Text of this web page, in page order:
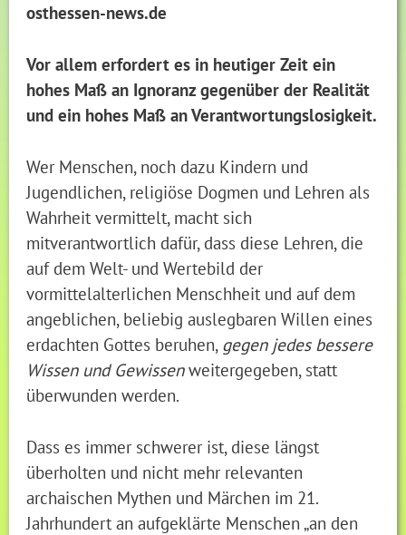
osthessen-news.de
Vor allem erfordert es in heutiger Zeit ein
hohes Maß an Ignoranz gegenüber der Realität
und ein hohes Maß an Verantwortungslosigkeit.
Wer Menschen, noch dazu Kindern und
Jugendlichen, religiöse Dogmen und Lehren als
Wahrheit vermittelt, macht sich
mitverantwortlich dafür, dass diese Lehren, die
auf dem Welt- und Wertebild der
vormittelalterlichen Menschheit und auf dem
angeblichen, beliebig auslegbaren Willen eines
erdachten Gottes beruhen, gegen jedes bessere
Wissen und Gewissenweitergegeben, statt
überwunden werden.
Dass es immer schwerer ist, diese längst
überholten und nicht mehr relevanten
archaischen Mythen und Märchen im 21.
Jahrhundert an aufgeklärte Menschen „an den